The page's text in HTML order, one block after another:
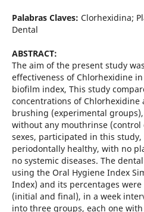
Palabras Claves: Clorhexidina;
Dental
ABSTRACT:
The aim of the present study
effectiveness of Chlorhexidine
biofilm index, This study
concentrations of Chlorhexidine
brushing (experimental
without any mouthrinse
sexes, participated in this study,
periodontally healthy, with no
no systemic diseases. The
using the Oral Hygiene Index
Index) and its percentages
(initial and final), in a week
into three groups, each one